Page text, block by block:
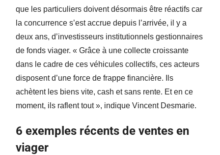
que les particuliers doivent désormais être réactifs car
la concurrence s’est accrue depuis l’arrivée, il y a
deux ans, d’investisseurs institutionnels gestionnaires
de fonds viager. « Grâce à une collecte croissante
dans le cadre de ces véhicules collectifs, ces acteurs
disposent d’une force de frappe financière. Ils
achètent les biens vite, cash et sans rente. Et en ce
moment, ils raflent tout », indique Vincent Desmarie.
6 exemples récents de ventes en
viager